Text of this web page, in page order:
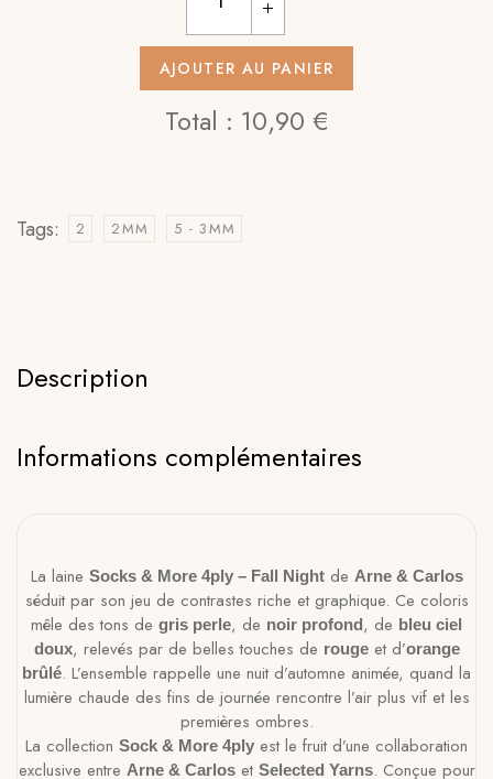
AJOUTER AU PANIER
Total : 10,90 €
Tags: 2 2MM 5 - 3MM
Description
Informations complémentaires
La laine Socks & More 4ply – Fall Nightde Arne & Carlos
séduit par son jeu de contrastes riche et graphique. Ce coloris
mêle des tons de gris perle, de noir profond, de bleu ciel
doux, relevés par de belles touches de rougeet d’orange
brûlé. L’ensemble rappelle une nuit d’automne animée, quand la
lumière chaude des fins de journée rencontre l’air plus vif et les
premières ombres.
La collection Sock & More 4ply est le fruit d’une collaboration
exclusive entre Arne & Carloset Selected Yarns. Conçue pour